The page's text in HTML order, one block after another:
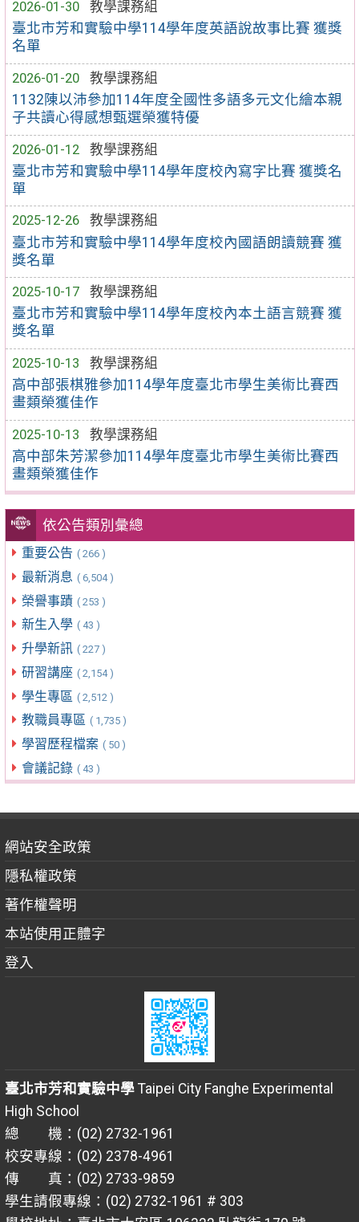
2026-01-30
教學課務組
臺北市芳和實驗中學114學年度英語說故事比賽 獲獎
名單
2026-01-20
教學課務組
1132陳以沛參加114年度全國性多語多元文化繪本親
子共讀心得感想甄選榮獲特優
2026-01-12
教學課務組
臺北市芳和實驗中學114學年度校內寫字比賽 獲獎名
單
2025-12-26
教學課務組
臺北市芳和實驗中學114學年度校內國語朗讀競賽 獲
獎名單
2025-10-17
教學課務組
臺北市芳和實驗中學114學年度校內本土語言競賽 獲
獎名單
2025-10-13
教學課務組
高中部張棋雅參加114學年度臺北市學生美術比賽西
畫類榮獲佳作
2025-10-13
教學課務組
高中部朱芳潔參加114學年度臺北市學生美術比賽西
畫類榮獲佳作
依公告類別彙總
重要公告 ( 266 )
最新消息 ( 6,504 )
榮譽事蹟 ( 253 )
新生入學 ( 43 )
升學新訊 ( 227 )
研習講座 ( 2,154 )
學生專區 ( 2,512 )
教職員專區 ( 1,735 )
學習歷程檔案 ( 50 )
會議記錄 ( 43 )
網站安全政策
隱私權政策
著作權聲明
本站使用正體字
登入
臺北市芳和實驗中學Taipei City Fanghe Experimental
High School
總 機：(02) 2732-1961
校安專線：(02) 2378-4961
傳 真：(02) 2733-9859
學生請假專線：(02) 2732-1961 # 303